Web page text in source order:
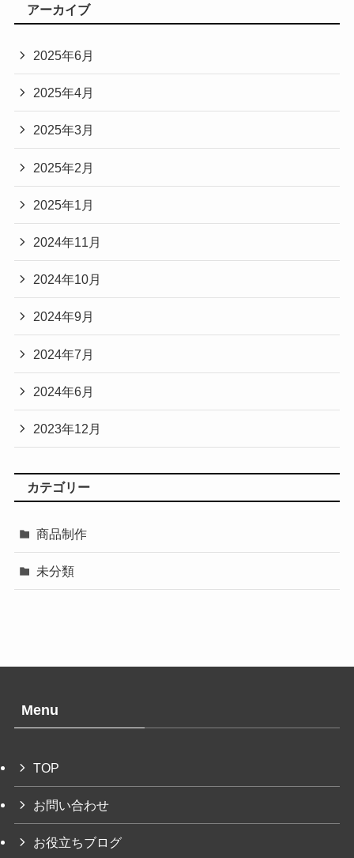
アーカイブ
2025年6月
2025年4月
2025年3月
2025年2月
2025年1月
2024年11月
2024年10月
2024年9月
2024年7月
2024年6月
2023年12月
カテゴリー
商品制作
未分類
Menu
TOP
お問い合わせ
お役立ちブログ